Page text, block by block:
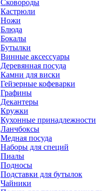
Сковороды
Кастрюли
Ножи
Блюда
Бокалы
Бутылки
Винные аксессуары
Деревянная посуда
Камни для виски
Гейзерные кофеварки
Графины
Декантеры
Кружки
Кухонные принадлежности
Ланчбоксы
Медная посуда
Наборы для специй
Пиалы
Подносы
Подставки для бутылок
Чайники